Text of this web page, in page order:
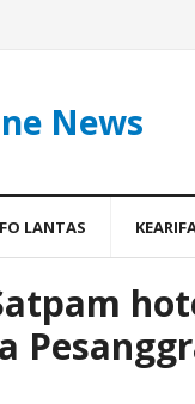
News
LANTAS